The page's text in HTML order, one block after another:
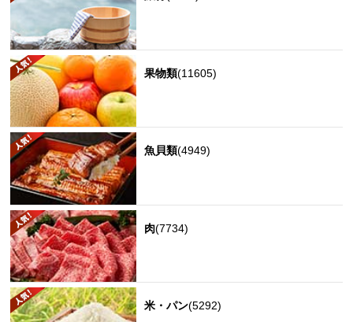
果物類(11605)
魚貝類(4949)
肉(7734)
米・パン(5292)